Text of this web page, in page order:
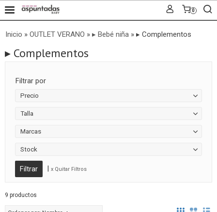
0
Inicio » OUTLET VERANO » ▸ Bebé niña » ▸ Complementos
▸ Complementos
Filtrar por
Precio
Talla
Marcas
Stock
| x Quitar Filtros
9 productos